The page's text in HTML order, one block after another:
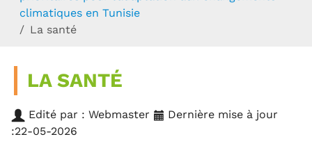
climatiques en Tunisie
La santé
LA SANTÉ
Edité par : Webmaster
Dernière mise à jour
:22-05-2026